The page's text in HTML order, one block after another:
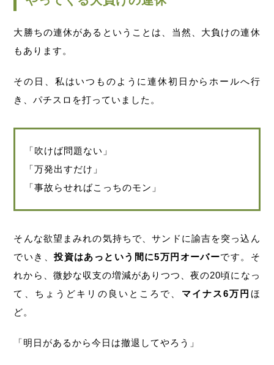
大勝ちの連休があるということは、当然、大負けの連休
もあります。
その日、私はいつものように連休初日からホールへ行
き、パチスロを打っていました。
「吹けば問題ない」
「万発出すだけ」
「事故らせればこっちのモン」
そんな欲望まみれの気持ちで、サンドに諭吉を突っ込ん
でいき、投資はあっという間に5万円オーバーです。そ
れから、微妙な収支の増減がありつつ、夜の20頃になっ
て、ちょうどキリの良いところで、 マイナス6万円 ほ
ど。
「明日があるから今日は撤退してやろう」